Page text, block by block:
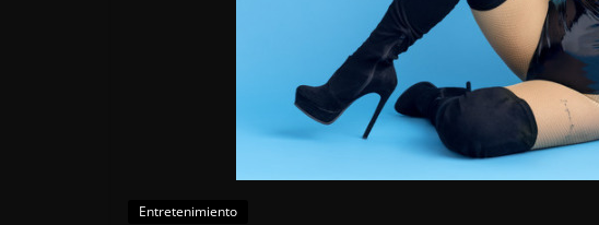
Entretenimiento